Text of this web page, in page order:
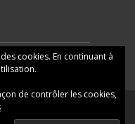
cookies. En continuant à
de contrôler les cookies,